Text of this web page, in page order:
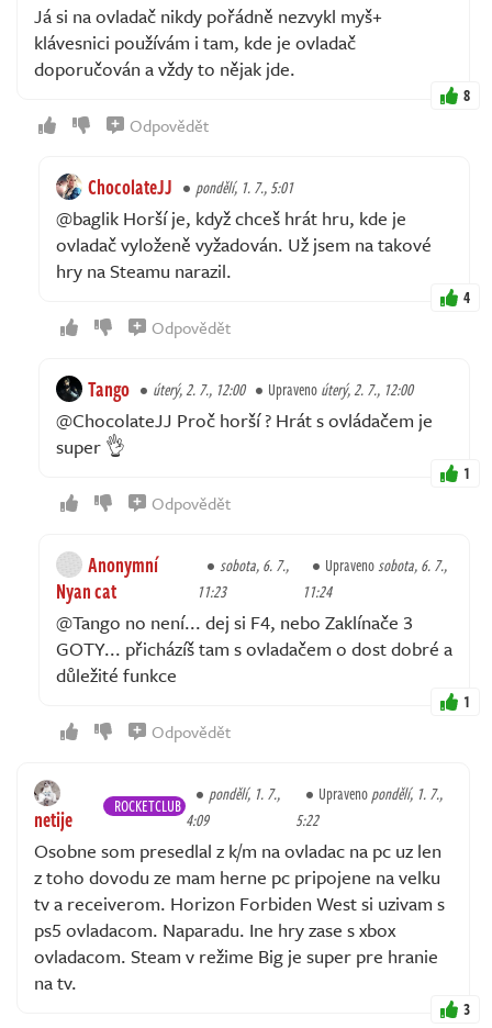
Já si na ovladač nikdy pořádně nezvykl myš+
klávesnici používám i tam, kde je ovladač
doporučován a vždy to nějak jde.
8
Odpovědět
ChocolateJJ pondělí, 1. 7., 5:01
@baglik Horší je, když chceš hrát hru, kde je
ovladač vyloženě vyžadován. Už jsem na takové
hry na Steamu narazil.
4
Odpovědět
Tango úterý, 2. 7., 12:00 Upravenoúterý, 2. 7., 12:00
@ChocolateJJ Proč horší ? Hrát s ovládačem je
super 👌
1
Odpovědět
Anonymní
Nyan cat
sobota, 6. 7.,
11:23
Upravenosobota, 6. 7.,
11:24
@Tango no není... dej si F4, nebo Zaklínače 3
GOTY... přicházíš tam s ovladačem o dost dobré a
důležité funkce
1
Odpovědět
netije ROCKETCLUB
pondělí, 1. 7.,
4:09
Upravenopondělí, 1. 7.,
5:22
Osobne som presedlal z k/m na ovladac na pc uz len
z toho dovodu ze mam herne pc pripojene na velku
tv a receiverom. Horizon Forbiden West si uzivam s
ps5 ovladacom. Naparadu. Ine hry zase s xbox
ovladacom. Steam v režime Big je super pre hranie
na tv.
3